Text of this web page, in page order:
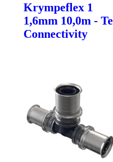
Krympeflex 1
1,6mm 10,0m - Te
Connectivity